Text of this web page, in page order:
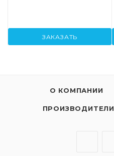
ЗАКАЗАТЬ
О КОМПАНИИ
ПРОИЗВОДИТЕЛИ